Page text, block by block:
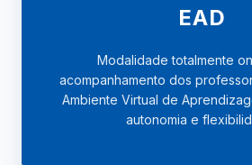
EAD
Modalidade totalmente
acompanhamento dos
Ambiente Virtual de
autonomia e